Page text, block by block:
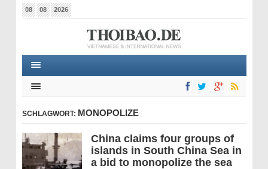
08 08 2026
SCHLAGWORT: MONOPOLIZE
China claims four groups of
islands in South China Sea in
a bid to monopolize the sea